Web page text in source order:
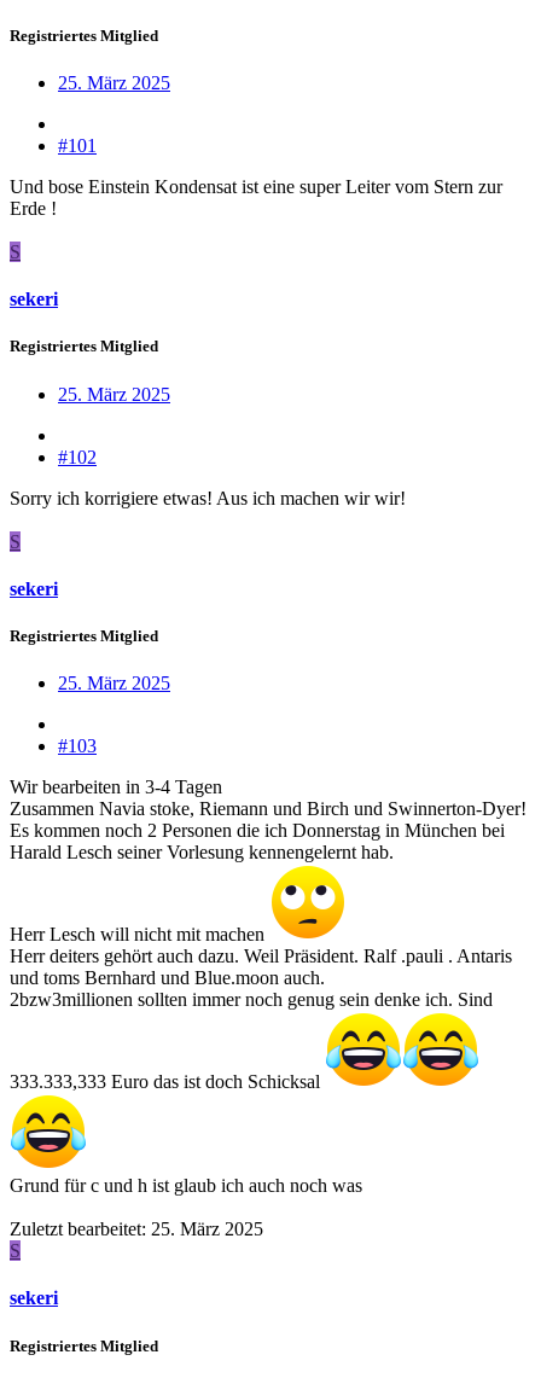
Registriertes Mitglied
25. März 2025
#101
Und bose Einstein Kondensat ist eine super Leiter vom Stern zur
Erde !
S
sekeri
Registriertes Mitglied
25. März 2025
#102
Sorry ich korrigiere etwas! Aus ich machen wir wir!
S
sekeri
Registriertes Mitglied
25. März 2025
#103
Wir bearbeiten in 3-4 Tagen
Zusammen Navia stoke, Riemann und Birch und Swinnerton-Dyer!
Es kommen noch 2 Personen die ich Donnerstag in München bei
Harald Lesch seiner Vorlesung kennengelernt hab.
Herr Lesch will nicht mit machen
Herr deiters gehört auch dazu. Weil Präsident. Ralf .pauli . Antaris
und toms Bernhard und Blue.moon auch.
2bzw3millionen sollten immer noch genug sein denke ich. Sind
333.333,333 Euro das ist doch Schicksal
Grund für c und h ist glaub ich auch noch was
Zuletzt bearbeitet: 25. März 2025
S
sekeri
Registriertes Mitglied